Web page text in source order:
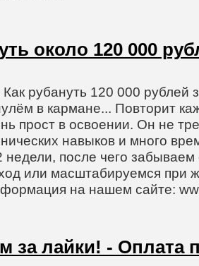
около 120 000
рубануть 120 000 рублей
в кармане... Повторит
прост в освоении. Он не
навыков и много
недели, после чего
или масштабируемся при
на нашем сайте:
за лайки! - Оплата